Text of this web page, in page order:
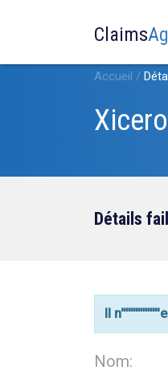
Claims
Accueil /
Détails
Il
Nom: